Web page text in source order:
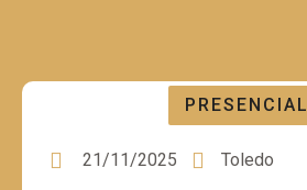
PRESENCIAL
21/11/2025 Toledo